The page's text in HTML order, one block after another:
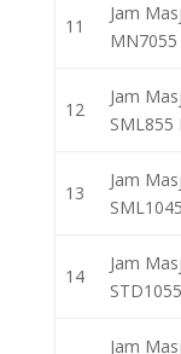
11
Jam
MN7055
12
Jam
SML855
13
Jam
14
Jam
Jam